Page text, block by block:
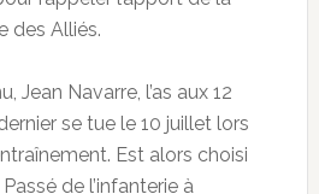
des Alliés.
Jean Navarre, l’as aux 12
se tue le 10 juillet lors
Est alors choisi
de l’infanterie à